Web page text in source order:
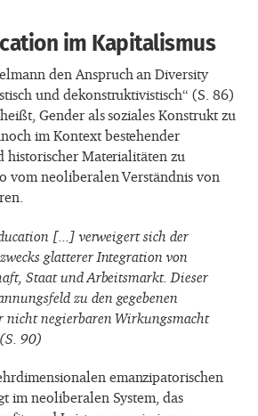
im Kapitalismus
den Anspruch an Diversity
und dekonstruktivistisch“ (S. 86)
Gender als soziales Konstrukt zu
im Kontext bestehender
historischer Materialitäten zu
vom neoliberalen Verständnis von
[...] verweigert sich der
glatterer Integration von
Staat und Arbeitsmarkt. Dieser
zu den gegebenen
nicht negierbaren Wirkungsmacht
90)
emanzipatorischen
im neoliberalen System, das